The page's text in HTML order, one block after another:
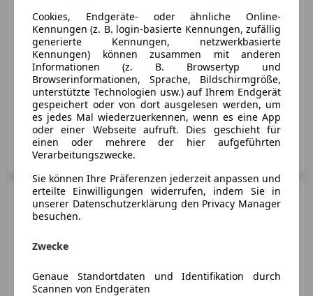
€ 72 990
03/2020 82 000 km Benzin 270 kW (367 PS)
CMC Automobile
AT-2442 Unterwaltersdorf
Mercedes-Benz ML 250
BlueTEC 4MATIC Off-
€ 21 990
Cookies, Endgeräte- oder ähnliche Online-
Kennungen (z. B. login-basierte Kennungen, zufällig
generierte Kennungen, netzwerkbasierte
Kennungen) können zusammen mit anderen
Informationen (z. B. Browsertyp und
Browserinformationen, Sprache, Bildschirmgröße,
unterstützte Technologien usw.) auf Ihrem Endgerät
gespeichert oder von dort ausgelesen werden, um
es jedes Mal wiederzuerkennen, wenn es eine App
oder einer Webseite aufruft. Dies geschieht für
einen oder mehrere der hier aufgeführten
Verarbeitungszwecke.
Sie können Ihre Präferenzen jederzeit anpassen und
erteilte Einwilligungen widerrufen, indem Sie in
unserer Datenschutzerklärung den Privacy Manager
besuchen.
Zwecke
Genaue Standortdaten und Identifikation durch
Scannen von Endgeräten